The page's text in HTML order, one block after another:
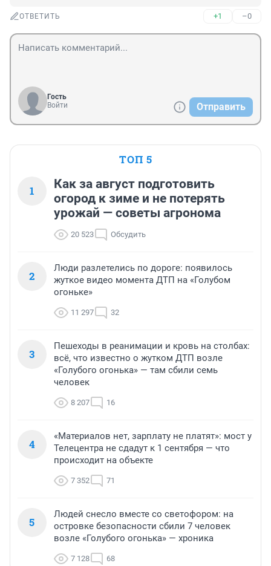
ОТВЕТИТЬ +1 –0
Гость
Войти
Отправить
ТОП 5
1
Как за август подготовить
огород к зиме и не потерять
урожай — советы агронома
20 523 Обсудить
2
Люди разлетелись по дороге: появилось
жуткое видео момента ДТП на «Голубом
огоньке»
11 297 32
3
Пешеходы в реанимации и кровь на столбах:
всё, что известно о жутком ДТП возле
«Голубого огонька» — там сбили семь
человек
8 207 16
4
«Материалов нет, зарплату не платят»: мост у
Телецентра не сдадут к 1 сентября — что
происходит на объекте
7 352 71
5
Людей снесло вместе со светофором: на
островке безопасности сбили 7 человек
возле «Голубого огонька» — хроника
7 128 68